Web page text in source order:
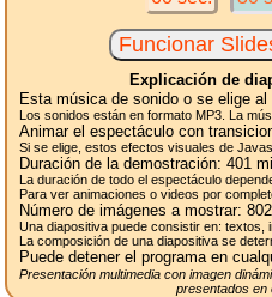
Explicación de
Esta música de sonido o se elige al
Los sonidos están en formato MP3. La
Animar el espectáculo con
Si se elige, estos efectos visuales de
Duración de la demostración:401
La duración de todo el espectáculo
Para ver animaciones o videos por
Número de imágenes a mostrar:802
Una diapositiva puede consistir en: textos,
La composición de una diapositiva se
Puede detener el programa en
Presentación multimedia con imagen
presentados en